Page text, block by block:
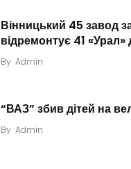
Вінницький 45 завод
відремонтує 41
By Admin
“ВАЗ” збив дітей на
By Admin